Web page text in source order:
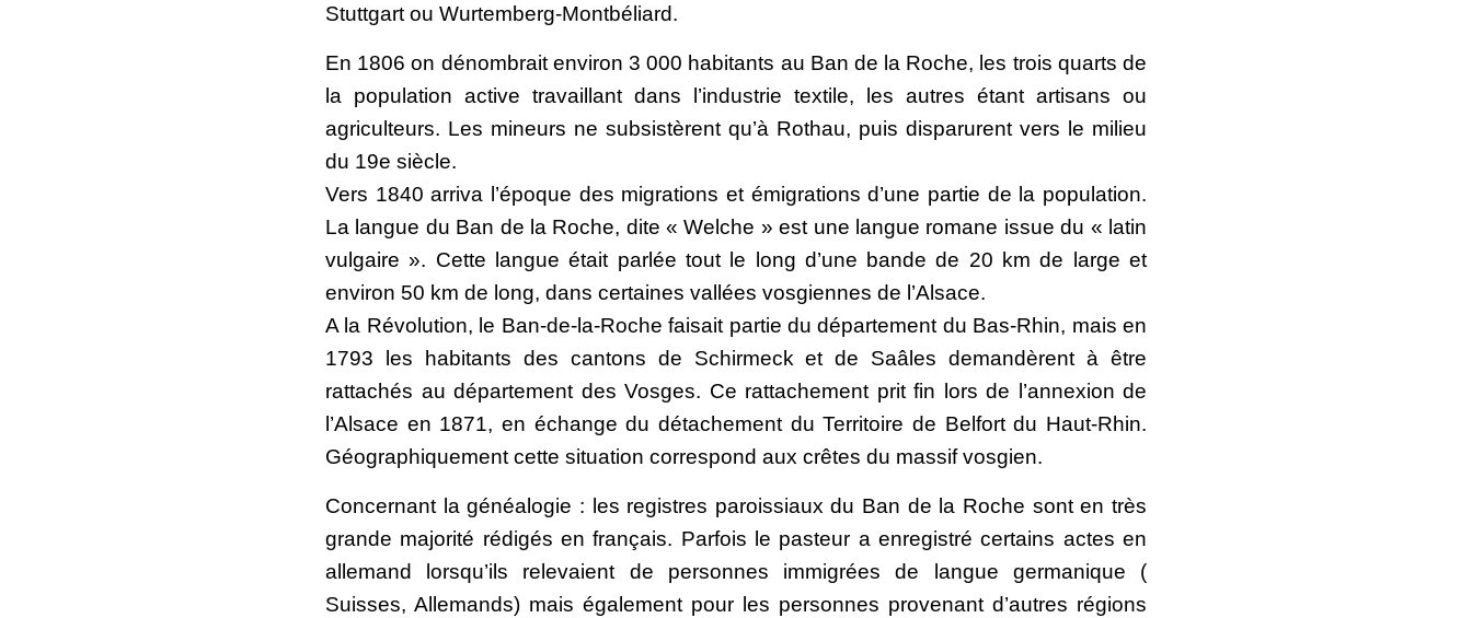
Stuttgart ou Wurtemberg-Montbéliard.
En 1806 on dénombrait environ 3 000 habitants au Ban de la Roche, les trois quarts de
la population active travaillant dans l’industrie textile, les autres étant artisans ou
agriculteurs. Les mineurs ne subsistèrent qu’à Rothau, puis disparurent vers le milieu
du 19e siècle.
Vers 1840 arriva l’époque des migrations et émigrations d’une partie de la population.
La langue du Ban de la Roche, dite « Welche » est une langue romane issue du « latin
vulgaire ». Cette langue était parlée tout le long d’une bande de 20 km de large et
environ 50 km de long, dans certaines vallées vosgiennes de l’Alsace.
A la Révolution, le Ban-de-la-Roche faisait partie du département du Bas-Rhin, mais en
1793 les habitants des cantons de Schirmeck et de Saâles demandèrent à être
rattachés au département des Vosges. Ce rattachement prit fin lors de l’annexion de
l’Alsace en 1871, en échange du détachement du Territoire de Belfort du Haut-Rhin.
Géographiquement cette situation correspond aux crêtes du massif vosgien.
Concernant la généalogie : les registres paroissiaux du Ban de la Roche sont en très
grande majorité rédigés en français. Parfois le pasteur a enregistré certains actes en
allemand lorsqu’ils relevaient de personnes immigrées de langue germanique (
Suisses, Allemands) mais également pour les personnes provenant d’autres régions